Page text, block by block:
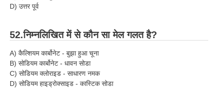
D) उत्तर पूर्व
52.निम्नलिखित में से कौन सा मेल गलत है?
A) कैल्शियम कार्बोनेट - बुझा हुआ चूना
B) सोडियम कार्बोनेट - धावन सोडा
C) सोडियम क्लोराइड - साधारण नमक
D) सोडियम हाइड्रोक्साइड - कास्टिक सोडा